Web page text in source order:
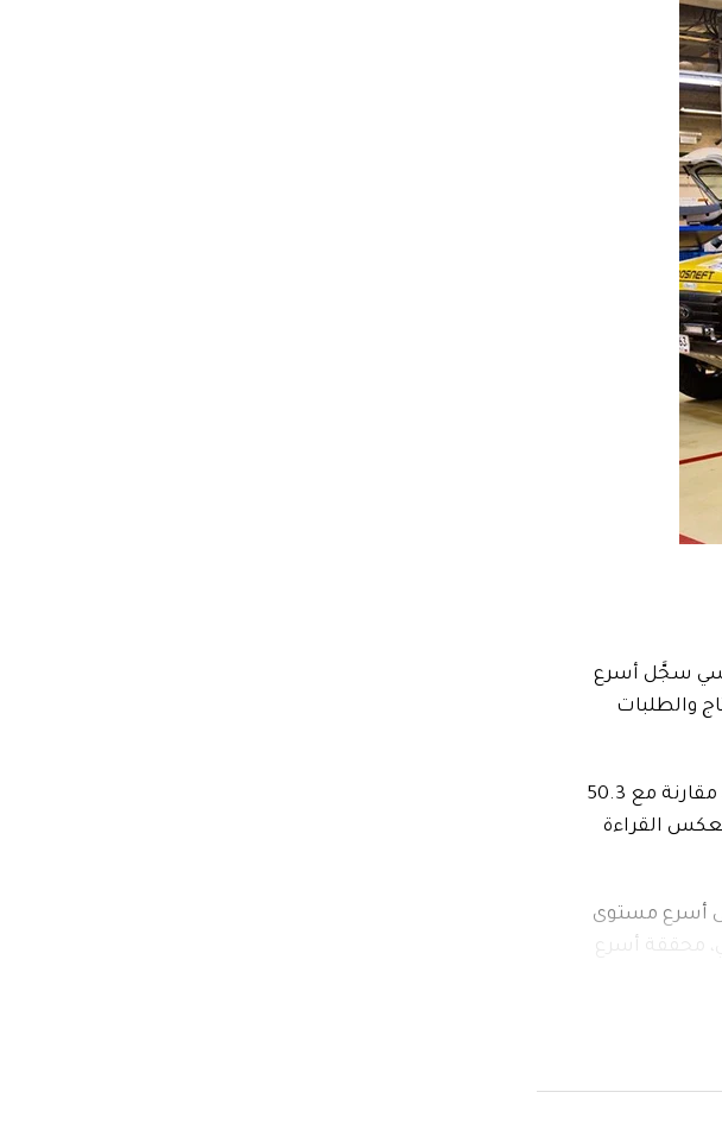
سجَّل أسرع
والطلبات
وارتفع مؤشر مديري المشتريات لقطاع التصنيع الروسي إلى 50.7 نقطة في يوليو/جويلية، مقارنة مع 50.3
في حين تعكس القراءة
أسرع مستوى
محققة أسرع
منذ